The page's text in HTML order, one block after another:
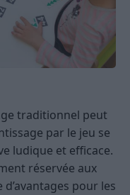
traditionnel peut
par le jeu se
ludique et efficace.
réservée aux
pour les